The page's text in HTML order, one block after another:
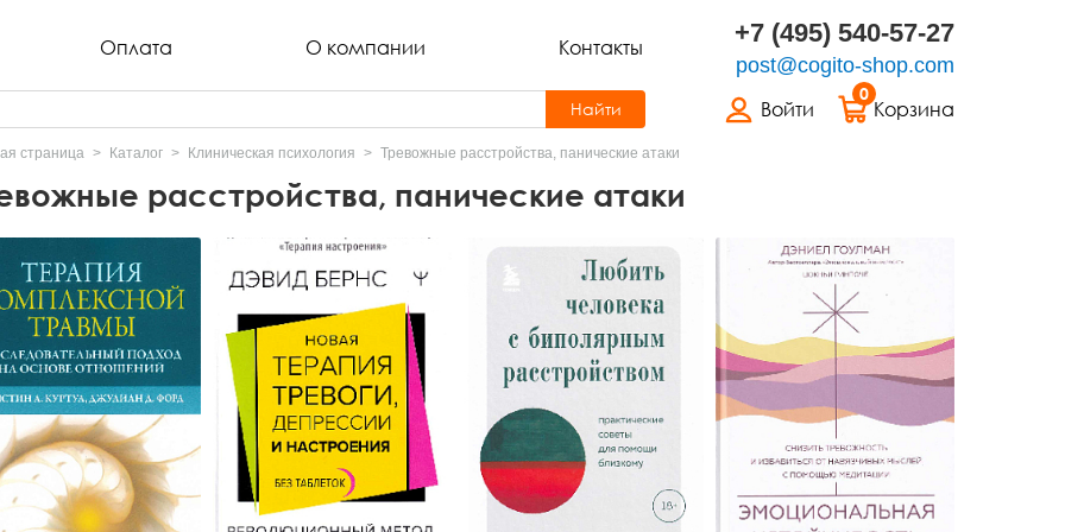
Оплата О компании Контакты +7 (495) 540-57-27
post@cogito-shop.com
Войти
0
Корзина
Найти
страница Каталог Клиническая психология Тревожные расстройства, панические атаки
расстройства, панические атаки